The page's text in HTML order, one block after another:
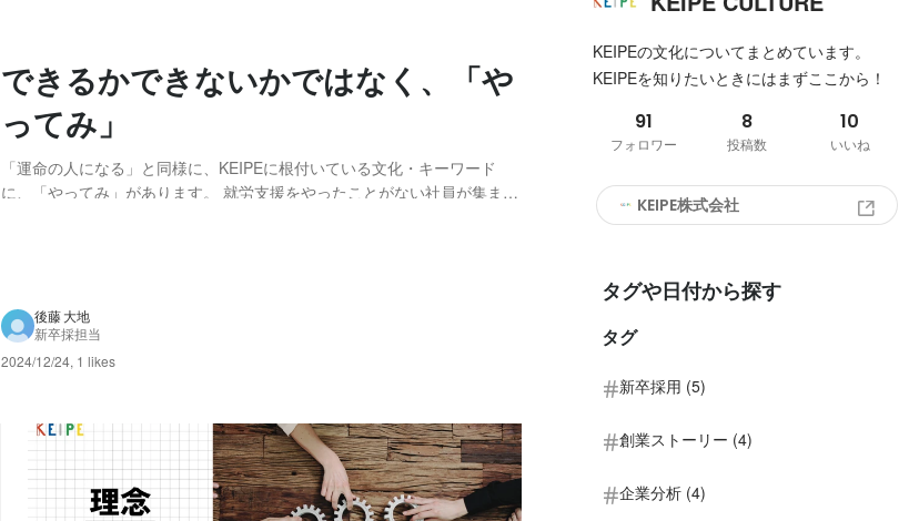
できるかできないかではなく、「や
ってみ」
「運命の人になる」と同様に、KEIPEに根付いている文化・キーワード
に、「やってみ」があります。 就労支援をやったことがない社員が集まっ
後藤 大地
新卒採担当
2024/12/24, 1 likes
KEIPEの文化についてまとめています。
KEIPEを知りたいときにはまずここから！
91
フォロワー
8
投稿数
10
いいね
KEIPE株式会社
タグや日付から探す
タグ
新卒採用 (5)
創業ストーリー (4)
企業分析 (4)